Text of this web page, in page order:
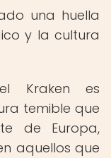
una huella
y la cultura
Kraken es
temible que
de Europa,
aquellos que